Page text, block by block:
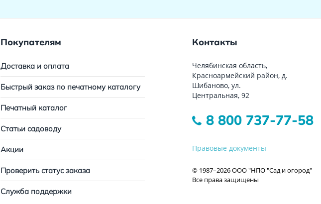
Покупателям
Доставка и оплата
Быстрый заказ по печатному каталогу
Печатный каталог
Статьи садоводу
Акции
Проверить статус заказа
Служба поддержки
Контакты
Челябинская область,
Красноармейский район, д.
Шибаново, ул.
Центральная, 92
8 800 737-77-58
Правовые документы
© 1987–2026 ООО "НПО "Сад и огород"
Все права защищены